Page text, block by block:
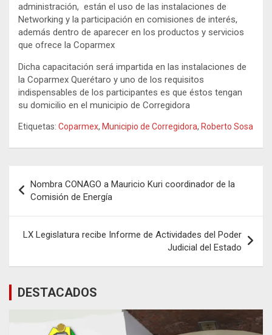
administración, están el uso de las instalaciones de
Networking y la participación en comisiones de interés,
además dentro de aparecer en los productos y servicios
que ofrece la Coparmex
Dicha capacitación será impartida en las instalaciones de
la Coparmex Querétaro y uno de los requisitos
indispensables de los participantes es que éstos tengan
su domicilio en el municipio de Corregidora
Etiquetas: Coparmex, Municipio de Corregidora, Roberto Sosa
de
entradas
Nombra CONAGO a Mauricio Kuri coordinador de la
Comisión de Energía
LX Legislatura recibe Informe de Actividades del Poder
Judicial del Estado
DESTACADOS